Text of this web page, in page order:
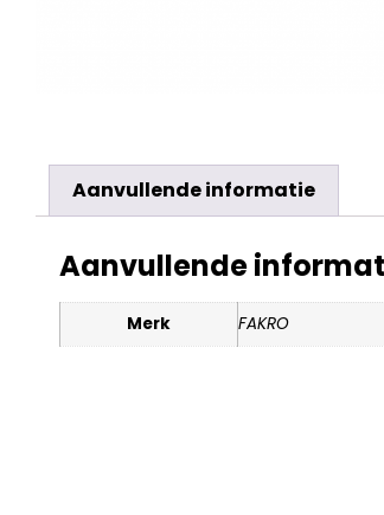
Aanvullende informatie
Aanvullende
Merk FAKRO